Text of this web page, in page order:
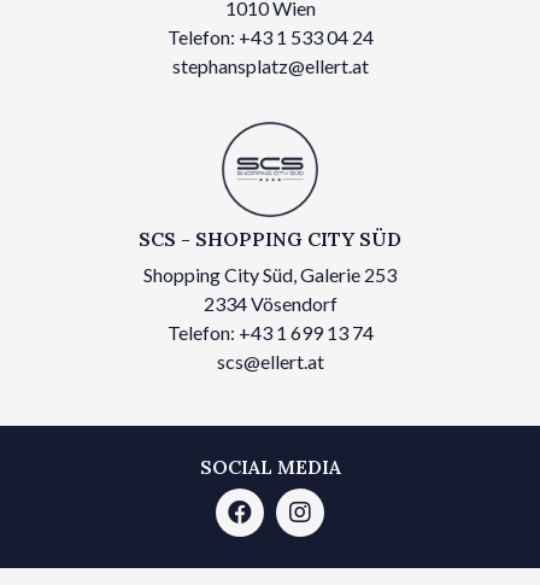
1010 Wien
Telefon: +43 1 533 04 24
stephansplatz@ellert.at
SCS - SHOPPING CITY SÜD
Shopping City Süd, Galerie 253
2334 Vösendorf
Telefon: +43 1 699 13 74
scs@ellert.at
SOCIAL MEDIA